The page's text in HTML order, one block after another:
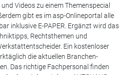
Videos zu einem Themenspecial
gibt es im asp-Onlineportal alle
inklusive E-PAPER. Ergänzt wird das
Rechtsthemen und
Ein kostenloser
die aktuellen Branchen-
Das richtige Fachpersonal finden